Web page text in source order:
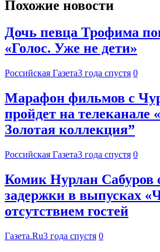
Похожие новости
Дочь певца Трофима
«Голос. Уже не дети»
Российская Газета3 года спустя 0
Марафон фильмов с
пройдет на
Золотая коллекция”
Российская Газета3 года спустя 0
Комик Нурлан Сабуров
задержки в выпусках
отсутствием гостей
Газета.Ru3 года спустя 0